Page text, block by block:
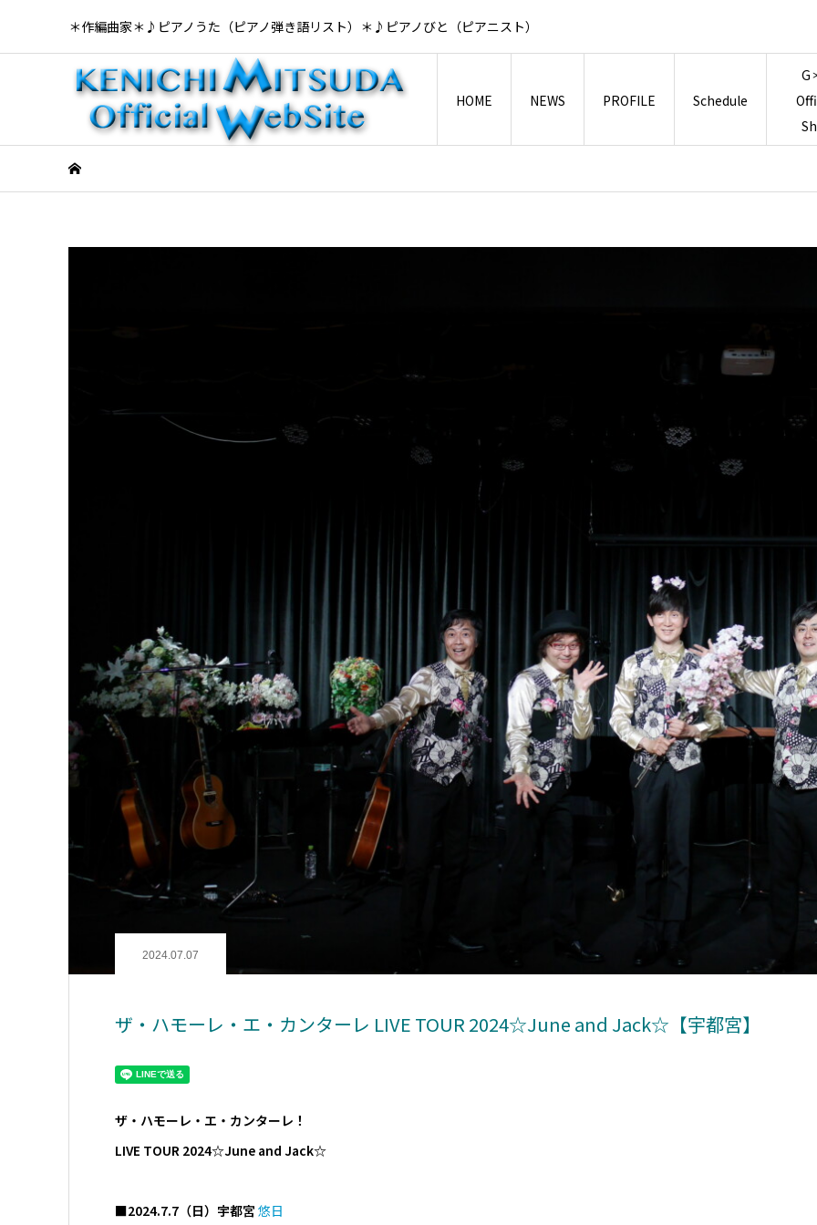
＊作編曲家＊♪ピアノうた（ピアノ弾き語リスト）＊♪ピアノびと（ピアニスト）
HOME NEWS PROFILE Schedule
G
2024.07.07
ザ・ハモーレ・エ・カンターレ LIVE TOUR 2024☆June and Jack☆【宇都宮】
ザ・ハモーレ・エ・カンターレ！
LIVE TOUR 2024☆June and Jack☆
■2024.7.7（日）宇都宮 悠日